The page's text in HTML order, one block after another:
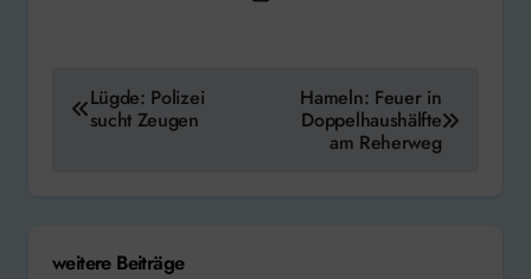
Beitragsnavigation
Lügde: Polizei
sucht Zeugen
Hameln: Feuer in
Doppelhaushälfte
am Reherweg
weitere Beiträge